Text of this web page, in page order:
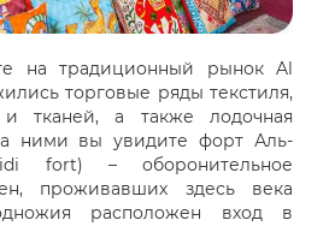
на традиционный рынок Al
торговые ряды текстиля,
и тканей, а также лодочная
ними вы увидите форт Аль-
fort) – оборонительное
проживавших здесь века
расположен вход в